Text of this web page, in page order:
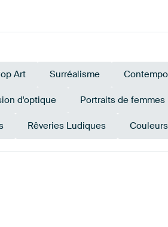
Art Surréalisme
d'optique Portraits de femmes
Rêveries Ludiques